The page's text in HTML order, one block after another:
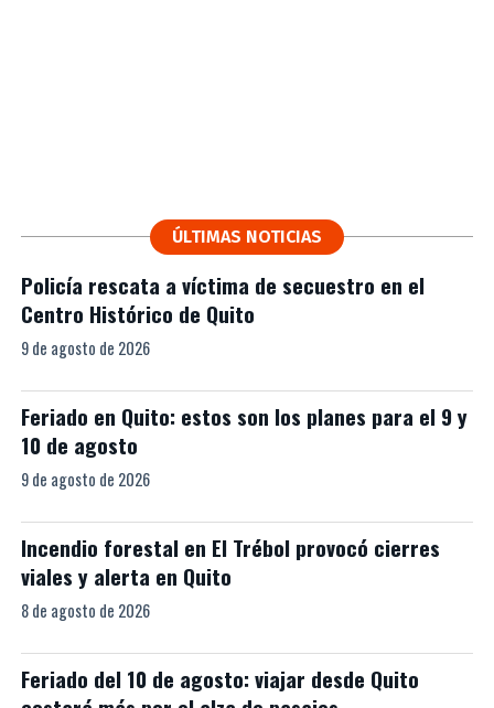
ÚLTIMAS NOTICIAS
Policía rescata a víctima de secuestro en el
Centro Histórico de Quito
9 de agosto de 2026
Feriado en Quito: estos son los planes para el 9 y
10 de agosto
9 de agosto de 2026
Incendio forestal en El Trébol provocó cierres
viales y alerta en Quito
8 de agosto de 2026
Feriado del 10 de agosto: viajar desde Quito